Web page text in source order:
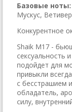
Базовые ноты:
Мускус,
Конкурентное
Shaik M17 -
сексуальность
подойдет для
привыкли
с бесстрашием
обладатель,
силу,